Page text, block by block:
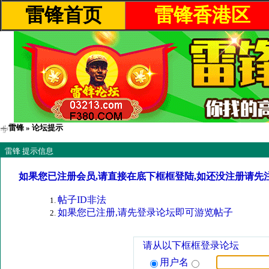
雷锋首页 雷锋香港区
雷锋 » 论坛提示
雷锋 提示信息
如果您已注册会员,请直接在底下框框登陆,如还没注册请先
帖子ID非法
如果您已注册,请先登录论坛即可游览帖子
请从以下框框登录论坛
用户名